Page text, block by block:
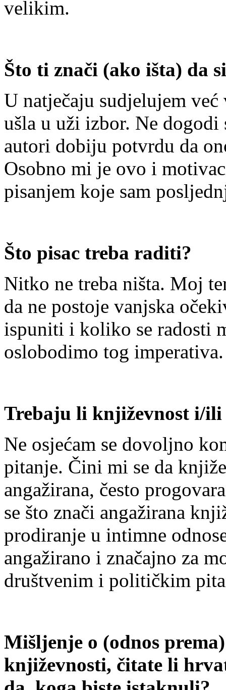
velikim.
Što ti znači (ako išta) da
U natječaju sudjelujem
ušla u uži izbor. Ne
autori dobiju potvrdu da
Osobno mi je ovo i
pisanjem koje sam
Što pisac treba raditi?
Nitko ne treba ništa. Moj
da ne postoje vanjska
ispuniti i koliko se radosti
oslobodimo tog
Trebaju li književnost i/
Ne osjećam se dovoljno
pitanje. Čini mi se da
angažirana, često
se što znači angažirana
prodiranje u intimne
angažirano i značajno za
društvenim i političkim
Mišljenje o (odnos
književnosti, čitate li